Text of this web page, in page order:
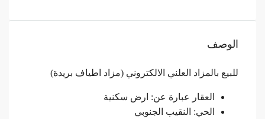
الوصف
للبيع بالمزاد العلني الالكتروني (مزاد اطياف بريدة)
العقار عبارة عن: ارض سكنية
الحي: النقيب الجنوبي